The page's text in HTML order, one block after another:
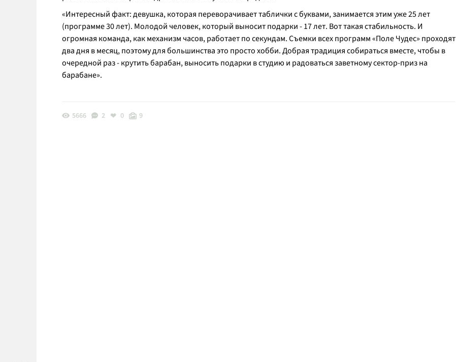
«Интересный факт: девушка, которая переворачивает таблички с буквами, занимается этим уже 25 лет
(программе 30 лет). Молодой человек, который выносит подарки - 17 лет. Вот такая стабильность. И
огромная команда, как механизм часов, работает по секундам. Съемки всех программ «Поле Чудес» проходят
два дня в месяц, поэтому для большинства это просто хобби. Добрая традиция собираться вместе, чтобы в
очередной раз - крутить барабан, выносить подарки в студию и радоваться заветному сектор-приз на
барабане».
5666 2 0 9